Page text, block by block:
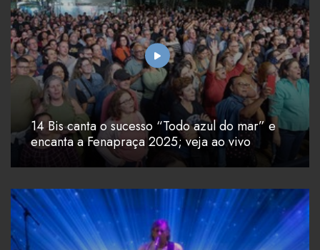
14 Bis canta o sucesso “Todo azul do mar” e
encanta a Fenapraça 2025; veja ao vivo